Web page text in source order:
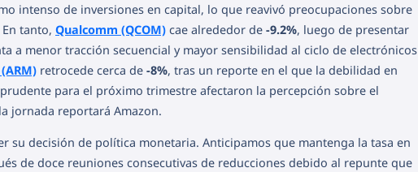
intenso de inversiones en capital, lo que reavivó preocupaciones sobre
tanto, Qualcomm (QCOM) cae alrededor de -9.2%, luego de presentar
a menor tracción secuencial y mayor sensibilidad al ciclo de electrónicos
retrocede cerca de -8%, tras un reporte en el que la debilidad en
para el próximo trimestre afectaron la percepción sobre el
jornada reportará Amazon.
su decisión de política monetaria. Anticipamos que mantenga la tasa en
de doce reuniones consecutivas de reducciones debido al repunte que